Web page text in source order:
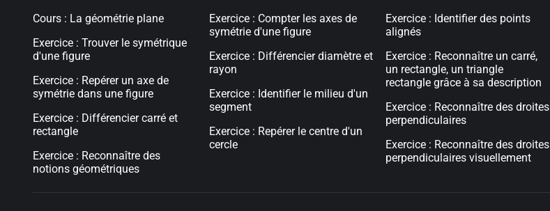
Cours : La géométrie plane
Exercice : Trouver le symétrique
d'une figure
Exercice : Repérer un axe de
symétrie dans une figure
Exercice : Différencier carré et
rectangle
Exercice : Reconnaître des
notions géométriques
Exercice : Compter les axes de
symétrie d'une figure
Exercice : Différencier diamètre et
rayon
Exercice : Identifier le milieu d'un
segment
Exercice : Repérer le centre d'un
cercle
Exercice : Identifier des points
alignés
Exercice : Reconnaître un carré,
un rectangle, un triangle
rectangle grâce à sa description
Exercice : Reconnaître des droites
perpendiculaires
Exercice : Reconnaître des droites
perpendiculaires visuellement